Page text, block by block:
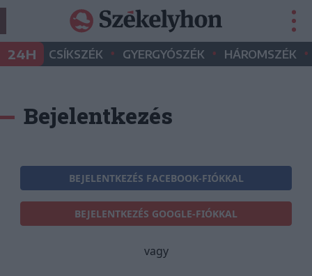
24H CSÍKSZÉK • GYERGYÓSZÉK • HÁROMSZÉK •
Bejelentkezés
BEJELENTKEZÉS FACEBOOK-FIÓKKAL
BEJELENTKEZÉS GOOGLE-FIÓKKAL
vagy